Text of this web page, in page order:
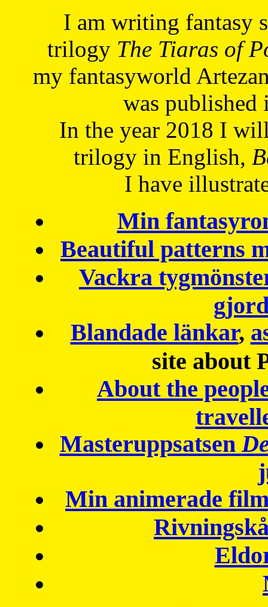
I am writing fantasy
trilogy The Tiaras of
my fantasyworld
was published
In the year 2018 I
trilogy in English,
I have
Min
Beautiful patterns
Vackra
Blandade länkar,
site about
About the
Masteruppsatsen
Min animerade